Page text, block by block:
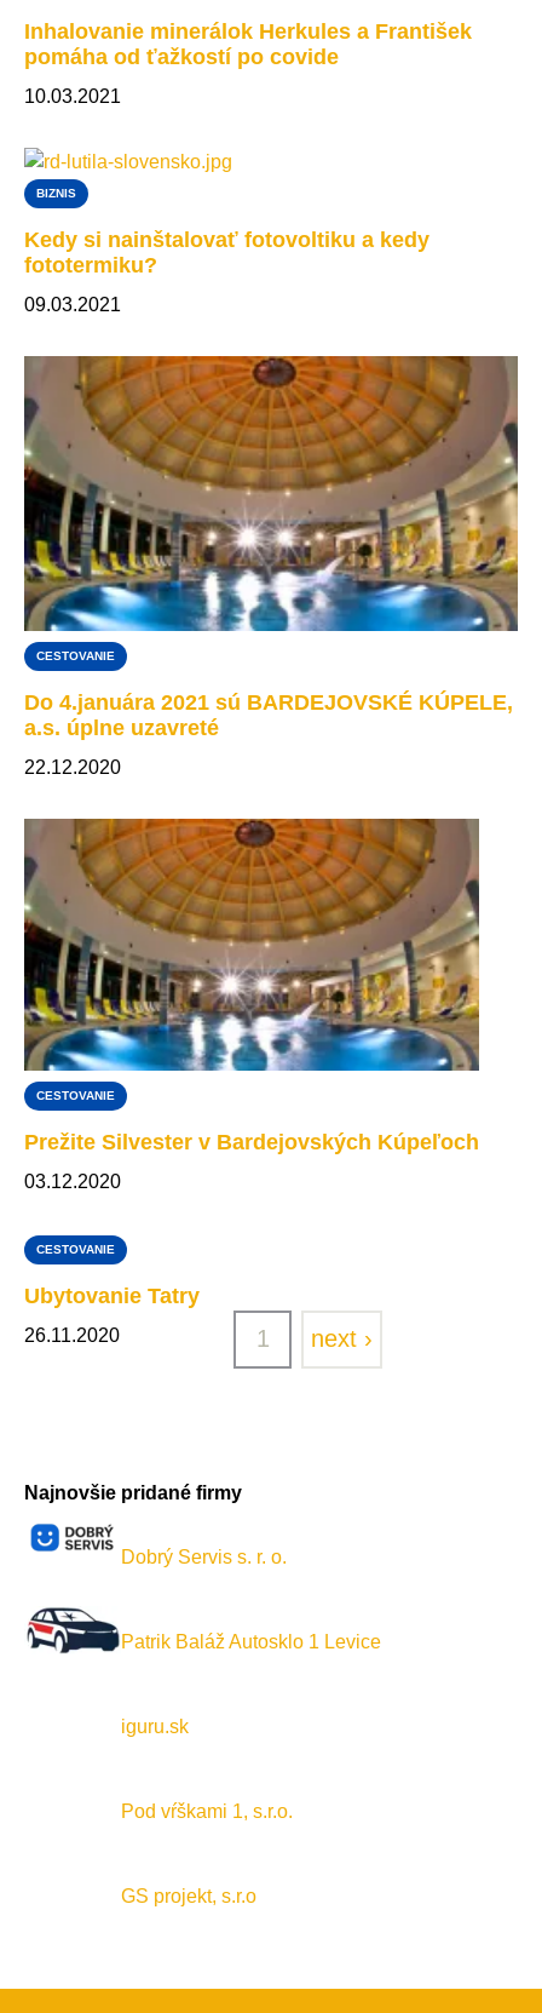
Inhalovanie minerálok Herkules a František
pomáha od ťažkostí po covide
10.03.2021
BIZNIS
Kedy si nainštalovať fotovoltiku a kedy
fototermiku?
09.03.2021
CESTOVANIE
Do 4.januára 2021 sú BARDEJOVSKÉ KÚPELE,
a.s. úplne uzavreté
22.12.2020
CESTOVANIE
Prežite Silvester v Bardejovských Kúpeľoch
03.12.2020
CESTOVANIE
Ubytovanie Tatry
26.11.2020 page
1
ďalšia
strana
next ›
Najnovšie pridané firmy
Dobrý Servis s. r. o.
Patrik Baláž Autosklo 1 Levice
iguru.sk
Pod vŕškami 1, s.r.o.
GS projekt, s.r.o